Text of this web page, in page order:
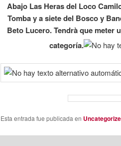
Abajo Las Heras del Loco
Tomba y a siete del Bosco y
Beto Lucero. Tendrà que meter
categoría.
Esta entrada fue publicada en